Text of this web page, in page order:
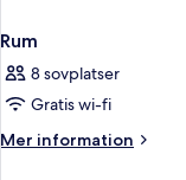
Rum
8 sovplatser
Gratis wi-fi
Mer information
Mer